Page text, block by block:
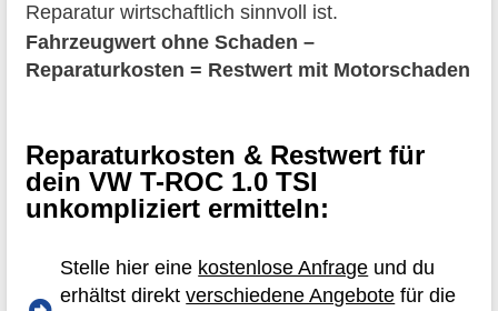
Reparatur wirtschaftlich sinnvoll ist.
Fahrzeugwert ohne Schaden –
Reparaturkosten = Restwert mit Motorschaden
Reparaturkosten & Restwert für
dein VW T-ROC 1.0 TSI
unkompliziert ermitteln:
Stelle hier eine kostenlose Anfrage und du
erhältst direktverschiedene Angebote für die